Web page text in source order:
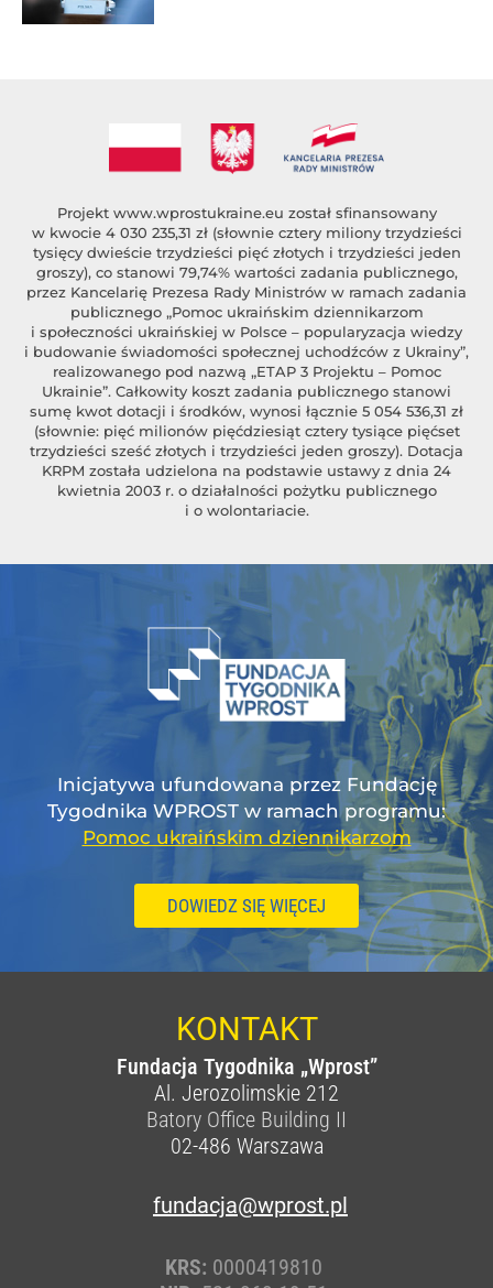
Projekt www.wprostukraine.eu został sfinansowany
w kwocie 4 030 235,31 zł (słownie cztery miliony trzydzieści
tysięcy dwieście trzydzieści pięć złotych i trzydzieści jeden
groszy), co stanowi 79,74% wartości zadania publicznego,
przez Kancelarię Prezesa Rady Ministrów w ramach zadania
publicznego „Pomoc ukraińskim dziennikarzom
i społeczności ukraińskiej w Polsce – popularyzacja wiedzy
i budowanie świadomości społecznej uchodźców z Ukrainy”,
realizowanego pod nazwą „ETAP 3 Projektu – Pomoc
Ukrainie”. Całkowity koszt zadania publicznego stanowi
sumę kwot dotacji i środków, wynosi łącznie 5 054 536,31 zł
(słownie: pięć milionów pięćdziesiąt cztery tysiące pięćset
trzydzieści sześć złotych i trzydzieści jeden groszy). Dotacja
KRPM została udzielona na podstawie ustawy z dnia 24
kwietnia 2003 r. o działalności pożytku publicznego
i o wolontariacie.
Inicjatywa ufundowana przez Fundację
Tygodnika WPROST w ramach programu:
Pomoc ukraińskim dziennikarzom
DOWIEDZ SIĘ WIĘCEJ
KONTAKT
Fundacja Tygodnika „Wprost”
Al. Jerozolimskie 212
Batory Office Building II
02-486 Warszawa
fundacja@wprost.pl
KRS: 0000419810